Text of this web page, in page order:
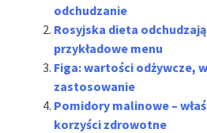
odchudzanie
Rosyjska dieta
przykładowe menu
Figa: wartości odżywcze,
zastosowanie
Pomidory malinowe –
korzyści zdrowotne